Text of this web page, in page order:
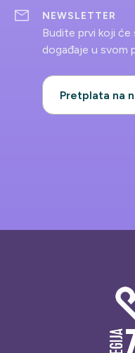
NEWSLETTER
Budite prvi koji
događaje u svom
Pretplata na